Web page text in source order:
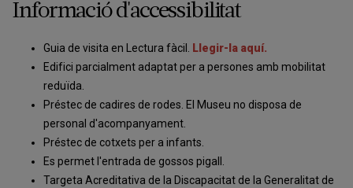
Informació d'accessibilitat
Guia de visita en Lectura fàcil.
Llegir-la aquí.
Edifici parcialment adaptat per a persones amb mobilitat
reduïda.
Préstec de cadires de rodes. El Museu no disposa de
personal d'acompanyament.
Préstec de cotxets per a infants.
Es permet l'entrada de gossos pigall.
Targeta Acreditativa de la Discapacitat de la Generalitat de